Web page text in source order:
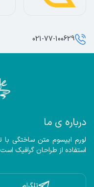
درباره ی ما
استفاده از طراحان گرافیک است
021-77-100629